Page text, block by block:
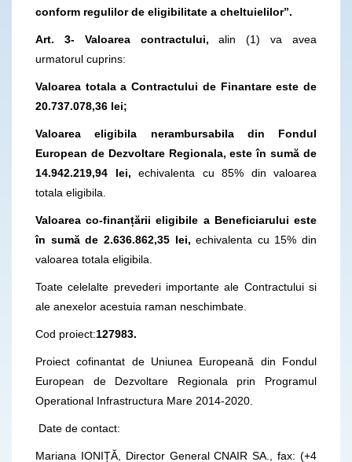
conform regulilor de eligibilitate a cheltuielilor”.
Art. 3- Valoarea contractului,alin (1) va avea
urmatorul cuprins:
Valoarea totala a Contractului de Finantare este de
20.737.078,36 lei;
Valoarea eligibila nerambursabila din Fondul
European de Dezvoltare Regionala, este în sumă de
14.942.219,94 lei, echivalenta cu 85% din valoarea
totala eligibila.
Valoarea co-finanțării eligibile a Beneficiarului este
în sumă de 2.636.862,35 lei,echivalenta cu 15% din
valoarea totala eligibila.
Toate celelalte prevederi importante ale Contractului si
ale anexelor acestuia raman neschimbate.
Cod proiect:127983.
Proiect cofinantat de Uniunea Europeană din Fondul
European de Dezvoltare Regionala prin Programul
Operational Infrastructura Mare 2014-2020.
Date de contact:
Mariana IONIȚĂ, Director General CNAIR SA., fax: (+4